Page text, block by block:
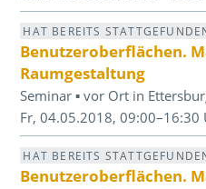
HAT BEREITS
Benutzeroberflächen.
Raumgestaltung
Seminar ▪ vor Ort in
Fr, 04.05.2018, 09:00–16:30
HAT BEREITS
Benutzeroberflächen.